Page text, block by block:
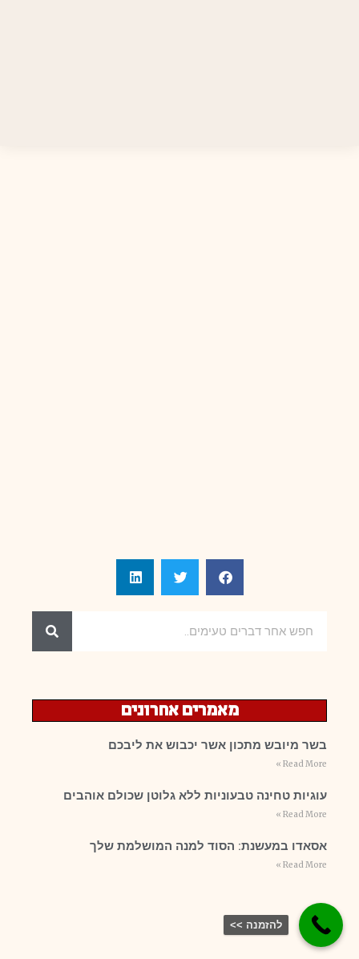
מאמרים אחרונים
בשר מיובש מתכון אשר יכבוש את ליבכם
Read More »
עוגיות טחינה טבעוניות ללא גלוטן שכולם אוהבים
Read More »
אסאדו במעשנת: הסוד למנה המושלמת שלך
Read More »
להזמנה >>